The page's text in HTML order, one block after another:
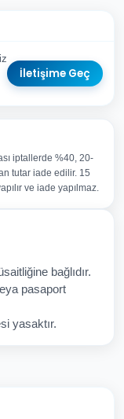
İletişime Geç
Gönder
iptallerde %40, 20-
tutar iade edilir. 15
ve iade yapılmaz.
bağlıdır.
pasaport
yasaktır.